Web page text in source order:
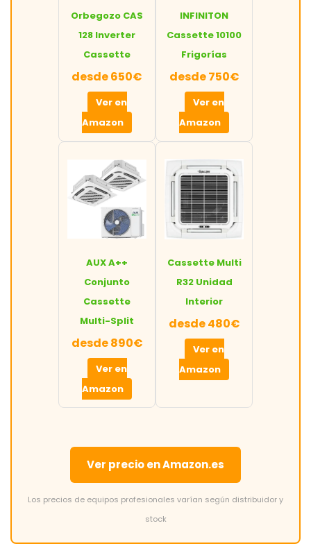
Orbegozo CAS
128 Inverter
Cassette
desde 650€
Ver en
Amazon
INFINITON
Cassette 10100
Frigorías
desde 750€
Ver en
Amazon
AUX A++
Conjunto
Cassette
Multi-Split
desde 890€
Ver en
Amazon
Cassette Multi
R32 Unidad
Interior
desde 480€
Ver en
Amazon
Ver precio en Amazon.es
Los precios de equipos profesionales varían según distribuidor y
stock